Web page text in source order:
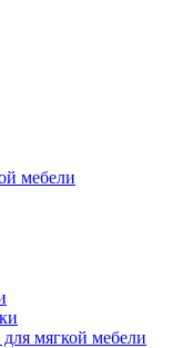
мебели
мягкой мебели